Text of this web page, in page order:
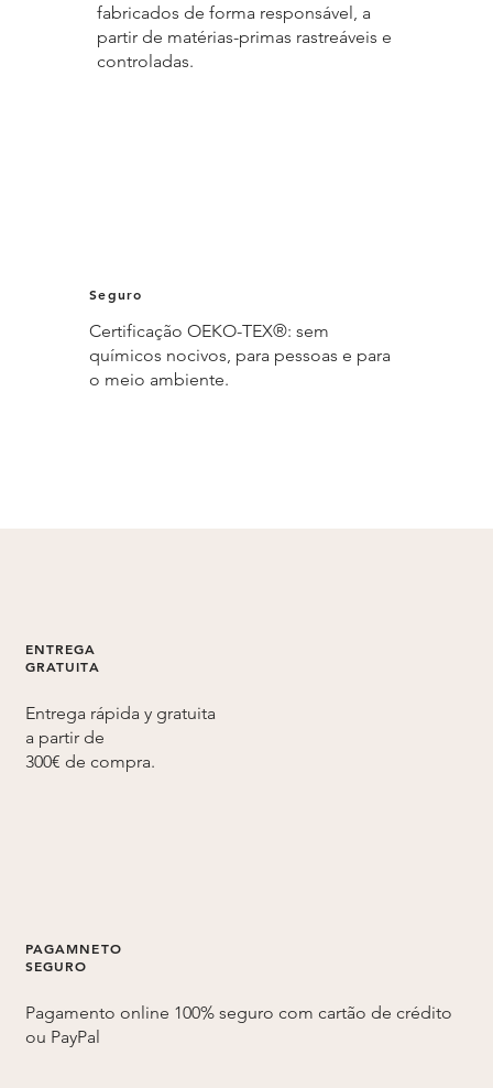
fabricados de forma responsável, a
partir de matérias-primas rastreáveis e
controladas.
Seguro
Certificação OEKO-TEX®: sem
químicos nocivos, para pessoas e para
o meio ambiente.
ENTREGA
GRATUITA
Entrega rápida y gratuita
a partir de
300€ de compra.
PAGAMNETO
SEGURO
Pagamento online 100% seguro com cartão de crédito
ou PayPal